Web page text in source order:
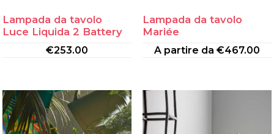
Lampada da tavolo
Luce Liquida 2 Battery
€253.00
Lampada da tavolo
Mariée
A partire da €467.00